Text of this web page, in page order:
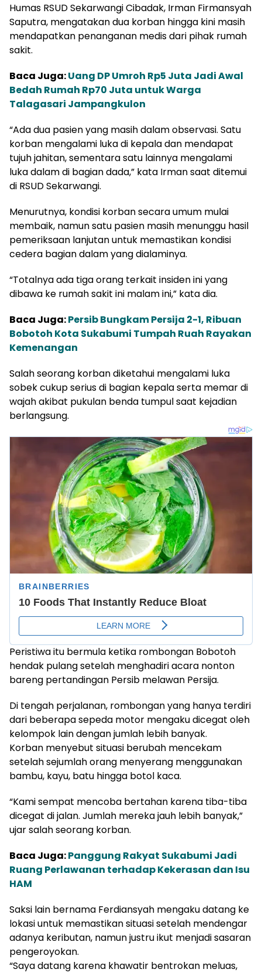
Humas RSUD Sekarwangi Cibadak, Irman Firmansyah
Saputra, mengatakan dua korban hingga kini masih
mendapatkan penanganan medis dari pihak rumah
sakit.
Baca Juga:Uang DP Umroh Rp5 Juta Jadi Awal
Bedah Rumah Rp70 Juta untuk Warga
Talagasari Jampangkulon
“Ada dua pasien yang masih dalam observasi. Satu
korban mengalami luka di kepala dan mendapat
tujuh jahitan, sementara satu lainnya mengalami
luka dalam di bagian dada,” kata Irman saat ditemui
di RSUD Sekarwangi.
Menurutnya, kondisi korban secara umum mulai
membaik, namun satu pasien masih menunggu hasil
pemeriksaan lanjutan untuk memastikan kondisi
cedera bagian dalam yang dialaminya.
“Totalnya ada tiga orang terkait insiden ini yang
dibawa ke rumah sakit ini malam ini,” kata dia.
Baca Juga:Persib Bungkam Persija 2-1, Ribuan
Bobotoh Kota Sukabumi Tumpah Ruah Rayakan
Kemenangan
Salah seorang korban diketahui mengalami luka
sobek cukup serius di bagian kepala serta memar di
wajah akibat pukulan benda tumpul saat kejadian
berlangsung.
Peristiwa itu bermula ketika rombongan Bobotoh
hendak pulang setelah menghadiri acara nonton
bareng pertandingan Persib melawan Persija.
Di tengah perjalanan, rombongan yang hanya terdiri
dari beberapa sepeda motor mengaku dicegat oleh
kelompok lain dengan jumlah lebih banyak.
Korban menyebut situasi berubah mencekam
setelah sejumlah orang menyerang menggunakan
bambu, kayu, batu hingga botol kaca.
“Kami sempat mencoba bertahan karena tiba-tiba
dicegat di jalan. Jumlah mereka jauh lebih banyak,”
ujar salah seorang korban.
Baca Juga:Panggung Rakyat Sukabumi Jadi
Ruang Perlawanan terhadap Kekerasan dan Isu
HAM
Saksi lain bernama Ferdiansyah mengaku datang ke
lokasi untuk memastikan situasi setelah mendengar
adanya keributan, namun justru ikut menjadi sasaran
pengeroyokan.
“Saya datang karena khawatir bentrokan meluas,